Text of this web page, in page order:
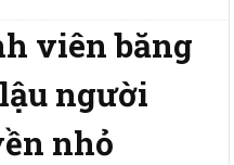
viên băng
người
nhỏ